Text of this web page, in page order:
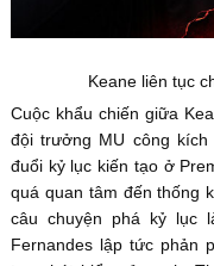
Keane liên tục
Cuộc khẩu chiến giữa
đội trưởng MU công
đuổi kỷ lục kiến tạo ở
quá quan tâm đến thống
câu chuyện phá kỷ lục
Fernandes lập tức phản